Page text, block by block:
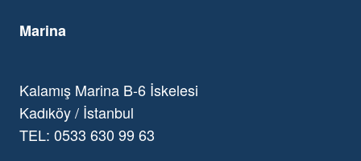
Marina
Kalamış Marina B-6 İskelesi
Kadıköy / İstanbul
TEL: 0533 630 99 63